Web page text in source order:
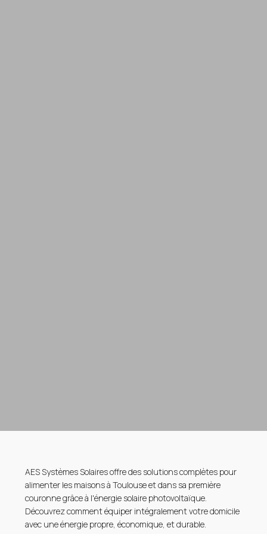
AES Systèmes Solaires offre des solutions complètes pour
alimenter les maisons à Toulouse et dans sa première
couronne grâce à l'énergie solaire photovoltaïque.
Découvrez comment équiper intégralement votre domicile
avec une énergie propre, économique, et durable.